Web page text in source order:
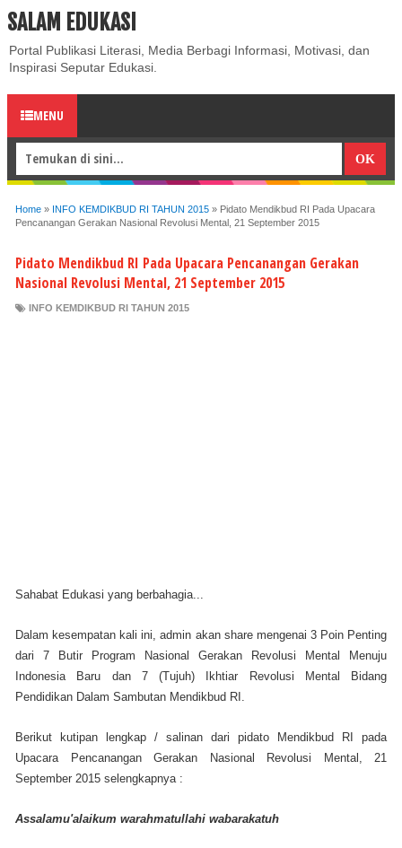
ABOUT CONTACT US
SALAM EDUKASI
Portal Publikasi Literasi, Media Berbagi Informasi, Motivasi, dan
Inspirasi Seputar Edukasi.
MENU
Home » INFO KEMDIKBUD RI TAHUN 2015 » Pidato Mendikbud RI Pada Upacara
Pencanangan Gerakan Nasional Revolusi Mental, 21 September 2015
Pidato Mendikbud RI Pada Upacara Pencanangan Gerakan
Nasional Revolusi Mental, 21 September 2015
INFO KEMDIKBUD RI TAHUN 2015
Sahabat Edukasi yang berbahagia...
Dalam kesempatan kali ini, admin akan share mengenai 3 Poin Penting
dari 7 Butir Program Nasional Gerakan Revolusi Mental Menuju
Indonesia Baru dan 7 (Tujuh) Ikhtiar Revolusi Mental Bidang
Pendidikan Dalam Sambutan Mendikbud RI.
Berikut kutipan lengkap / salinan dari pidato Mendikbud RI pada
Upacara Pencanangan Gerakan Nasional Revolusi Mental, 21
September 2015 selengkapnya :
Assalamu'alaikum warahmatullahi wabarakatuh